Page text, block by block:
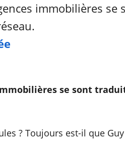
immobilières se
se sont
? Toujours est-il que